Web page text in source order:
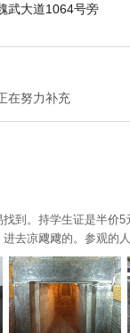
武大道1064号旁
在努力补充
到。持学生证是半价5
去凉飕飕的。参观的